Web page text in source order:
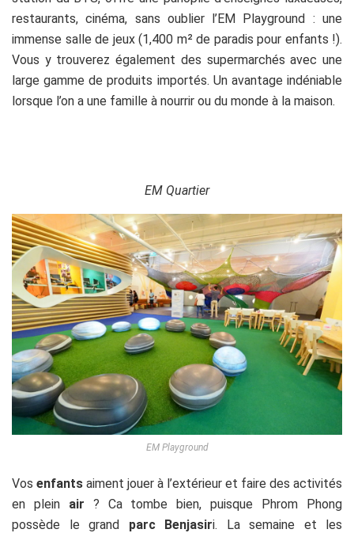
restaurants, cinéma, sans oublier l’EM Playground : une
immense salle de jeux (1,400 m² de paradis pour enfants !).
Vous y trouverez également des supermarchés avec une
large gamme de produits importés. Un avantage indéniable
lorsque l’on a une famille à nourrir ou du monde à la maison.
EM Quartier
EM Playground
Vos enfants aiment jouer à l’extérieur et faire des activités
en plein air ? Ca tombe bien, puisque Phrom Phong
possède le grand parc Benjasiri. La semaine et les